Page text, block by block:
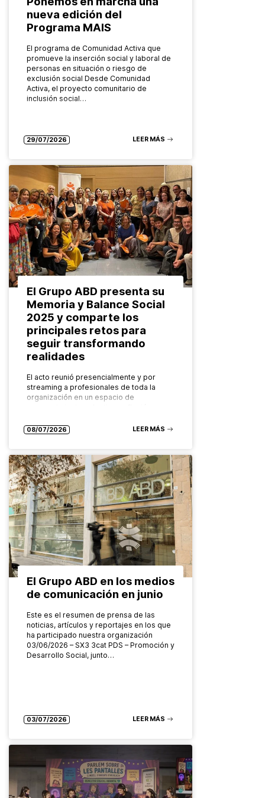
nueva edición del
Programa MAIS
El programa de Comunidad Activa que
promueve la inserción social y laboral de
personas en situación o riesgo de
exclusión social Desde Comunidad
Activa, el proyecto comunitario de
inclusión social…
29/07/2026 LEER MÁS
El Grupo ABD presenta su
Memoria y Balance Social
2025 y comparte los
principales retos para
seguir transformando
realidades
El acto reunió presencialmente y por
streaming a profesionales de toda la
organización en un espacio de
Grupo ABD ha…
08/07/2026 LEER MÁS
El Grupo ABD en los medios
de comunicación en junio
Este es el resumen de prensa de las
noticias, artículos y reportajes en los que
ha participado nuestra organización
03/06/2026 – SX3 3cat PDS – Promoción y
Desarrollo Social, junto…
03/07/2026 LEER MÁS